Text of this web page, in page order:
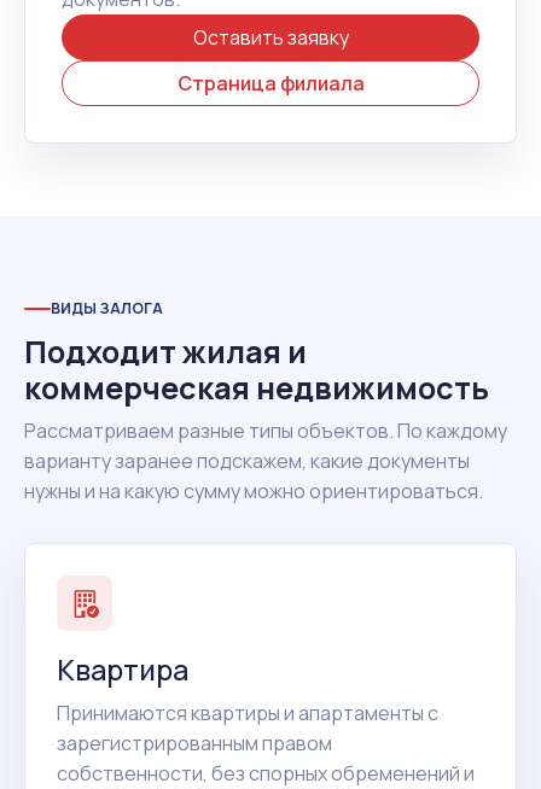
Оставить заявку
Страница филиала
ВИДЫ ЗАЛОГА
Подходит жилая и
коммерческая недвижимость
Рассматриваем разные типы объектов. По каждому
варианту заранее подскажем, какие документы
нужны и на какую сумму можно ориентироваться.
Квартира
Принимаются квартиры и апартаменты с
зарегистрированным правом
собственности, без спорных обременений и